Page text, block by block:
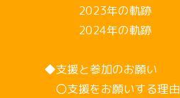
2023年の軌跡
2024年の軌跡
◆支援と参加のお願い
〇支援をお願いする理由